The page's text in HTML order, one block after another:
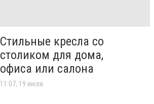
Стильные кресла со
столиком для дома,
офиса или салона
11:07, 19 июля